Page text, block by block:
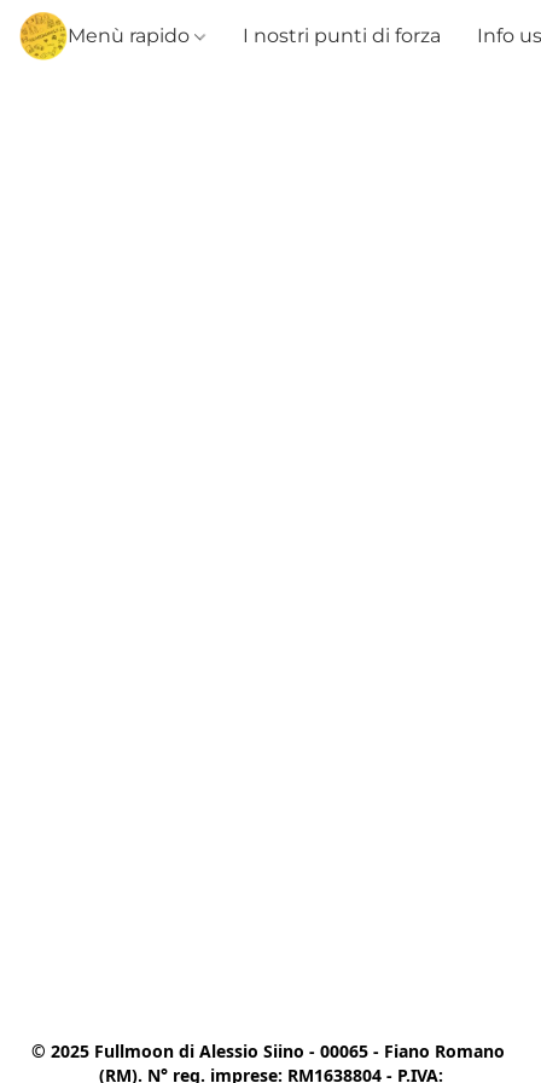
Menù rapido I nostri punti di forza Info
© 2025 Fullmoon di Alessio Siino - 00065 - Fiano Romano
(RM). N° reg. imprese: RM1638804 - P.IVA: